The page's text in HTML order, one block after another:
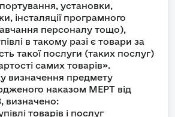
установки,
інсталяції програмного
персоналу тощо),
в такому разі є товари за
такої послуги (таких послуг)
самих товарів».
визначення предмету
наказом МЕРТ від
визначено:
товарів і послуг